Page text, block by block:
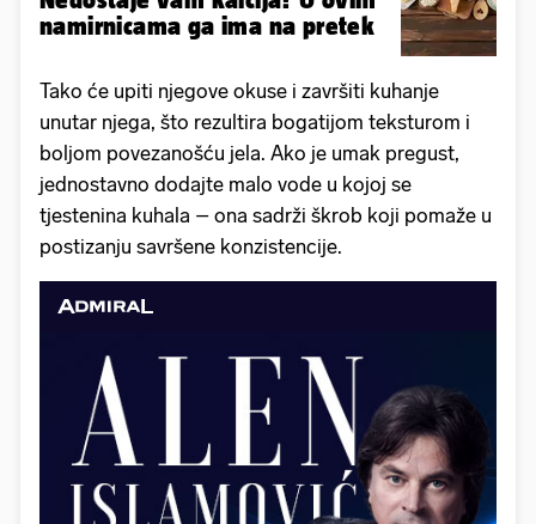
namirnicama ga ima na pretek
Tako će upiti njegove okuse i završiti kuhanje
unutar njega, što rezultira bogatijom teksturom i
boljom povezanošću jela. Ako je umak pregust,
jednostavno dodajte malo vode u kojoj se
tjestenina kuhala – ona sadrži škrob koji pomaže u
postizanju savršene konzistencije.